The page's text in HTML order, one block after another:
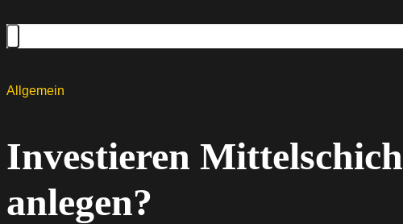
Allgemein
Investieren
anlegen?